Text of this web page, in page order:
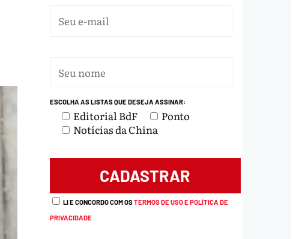
ESCOLHA AS LISTAS QUE DESEJA ASSINAR:
Editorial BdF
Ponto
Notícias da China
LI E CONCORDO COM OSTERMOS DE USO E POLÍTICA DE
PRIVACIDADE